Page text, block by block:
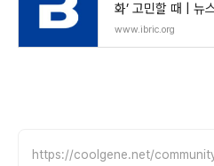
화’ 고민할 때 | 뉴
www.ibric.org
https://coolgene.net/